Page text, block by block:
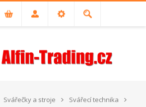
Svářečky a stroje
Svářecí technika